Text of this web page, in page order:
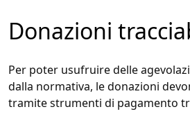
Donazioni
Per poter usufruire delle
dalla normativa, le donazioni
tramite strumenti di pagamento